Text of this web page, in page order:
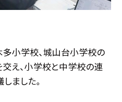
小学校、城山台小学校の
え、小学校と中学校の連
ました。